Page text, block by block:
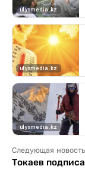
Следующая новость
Токаев